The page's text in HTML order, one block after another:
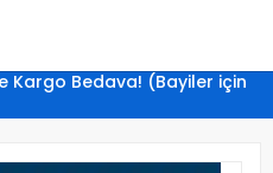
Kargo Bedava! (Bayiler için